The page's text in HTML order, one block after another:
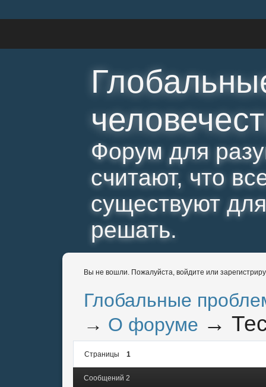
Форум для
считают, что
существуют
решать.
Вы не вошли. Пожалуйста, войдите или
Глобальные
→ О форуме →
Страницы 1
Сообщений 2